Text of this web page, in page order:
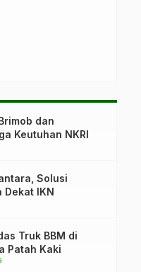
dan
Keutuhan NKRI
Solusi
Dekat IKN
Truk BBM di
Patah Kaki